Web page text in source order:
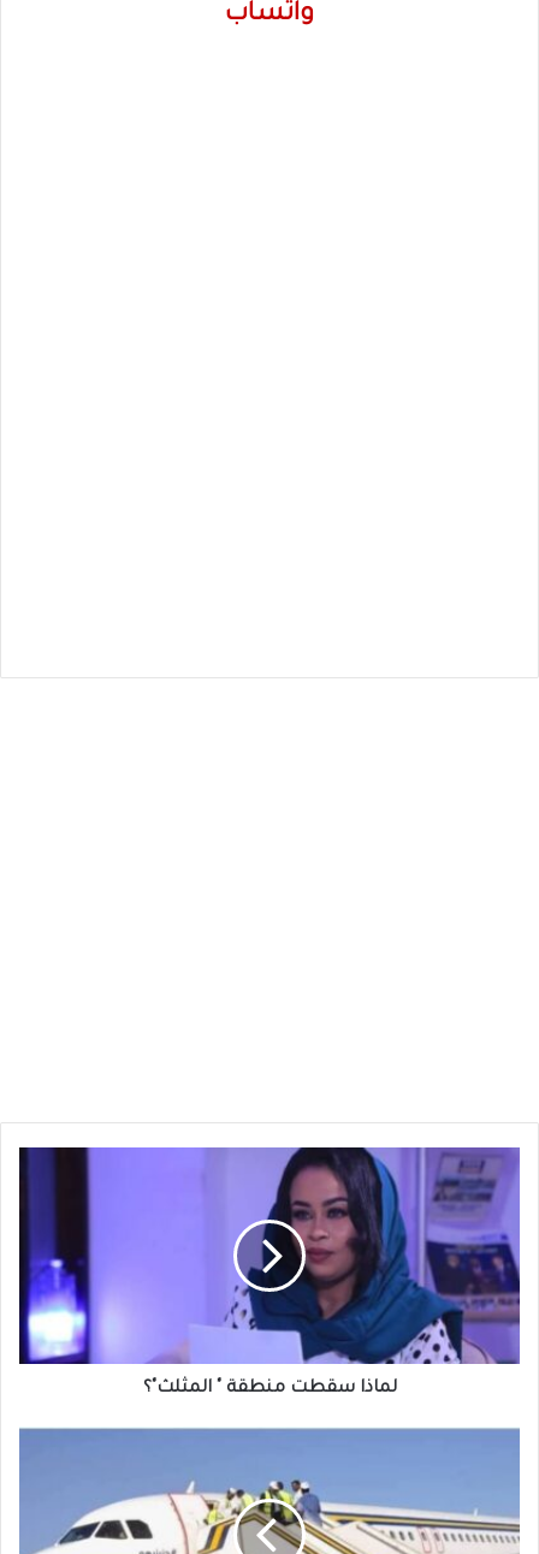
واتساب
لماذا
سقطت
منطقة
المثلث"؟
لماذا سقطت منطقة " المثلث"؟
الناقل
الوطني